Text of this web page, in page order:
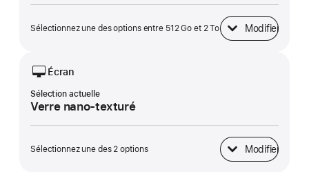
Sélectionnez une des options entre 512 Go et 2 To Modifier
Stockage SSD
Écran
Sélection actuelle
Verre nano-texturé
Sélectionnez une des 2 options Modifier
Écran